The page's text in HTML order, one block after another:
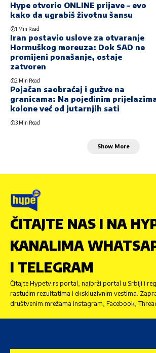
Hype otvorio ONLINE prijave – evo
kako da ugrabiš životnu šansu
1 Min Read
Iran postavio uslove za otvaranje
Hormuškog moreuza: Dok SAD ne
promijeni ponašanje, ostaje
zatvoren
2 Min Read
Pojačan saobraćaj i gužve na
granicama: Na pojedinim
kolone već od jutarnjih sati
3 Min Read
Show More
ČITAJTE NAS I NA
KANALIMA
I TELEGRAM
Čitajte Hypetv.rs portal, najbrži portal u Srbiji i
rastućim rezultatima i ekskluzivnim vestima.
društvenim mrežama Instagram, Facebook,